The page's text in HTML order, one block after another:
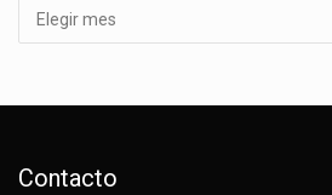
Contacto